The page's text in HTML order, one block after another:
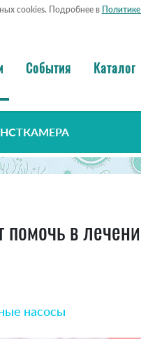
cookies. Подробнее в
События Каталог
в
насосы